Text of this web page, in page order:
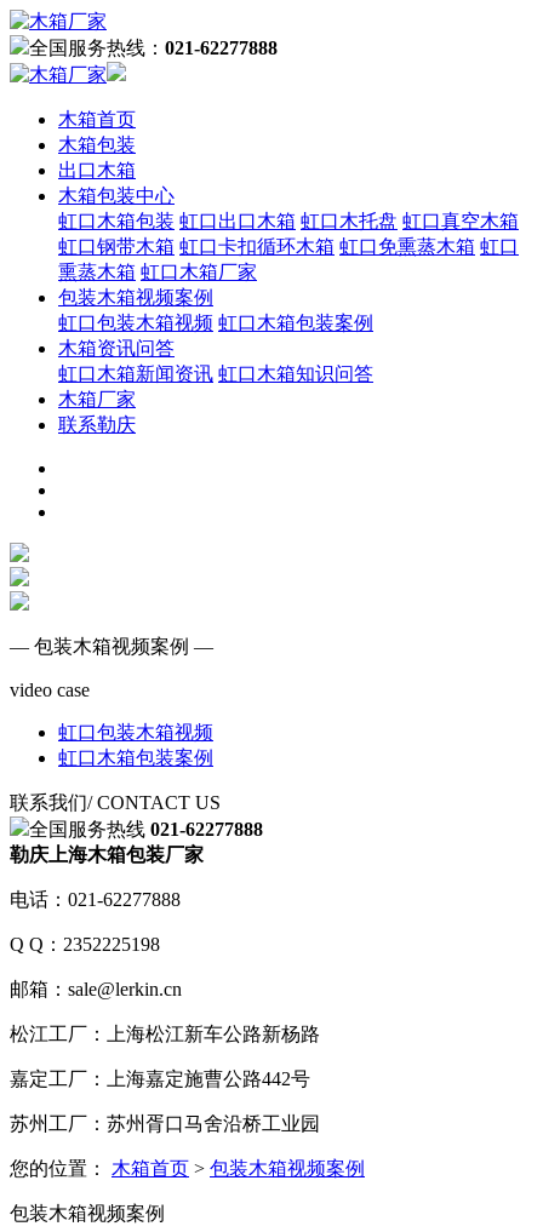
全国服务热线： 021-62277888
木箱首页
木箱包装
出口木箱
木箱包装中心
虹口木箱包装 虹口出口木箱 虹口木托盘 虹口真空木箱
虹口钢带木箱 虹口卡扣循环木箱 虹口免熏蒸木箱 虹口
熏蒸木箱 虹口木箱厂家
包装木箱视频案例
虹口包装木箱视频 虹口木箱包装案例
木箱资讯问答
虹口木箱新闻资讯 虹口木箱知识问答
木箱厂家
联系勒庆
— 包装木箱视频案例 —
video case
虹口包装木箱视频
虹口木箱包装案例
联系我们/ CONTACT US
全国服务热线 021-62277888
勒庆上海木箱包装厂家
电话：021-62277888
Q Q：2352225198
邮箱：sale@lerkin.cn
松江工厂：上海松江新车公路新杨路
嘉定工厂：上海嘉定施曹公路442号
苏州工厂：苏州胥口马舍沿桥工业园
您的位置： 木箱首页 > 包装木箱视频案例
包装木箱视频案例